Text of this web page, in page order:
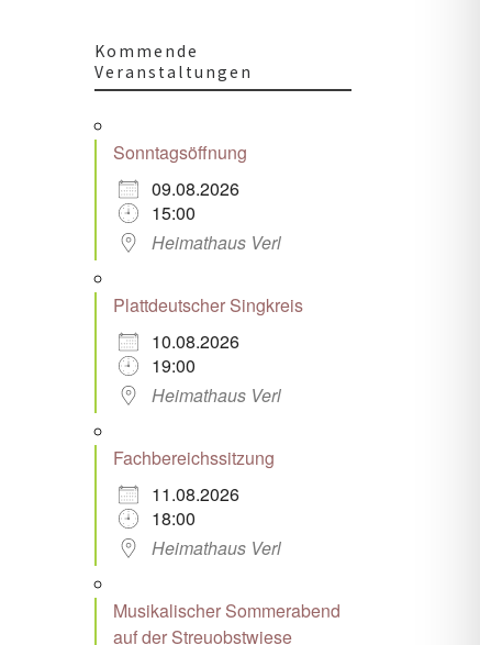
Office 365
Kommende
Veranstaltungen
Sonntagsöffnung
09.08.2026
15:00
Heimathaus Verl
Plattdeutscher Singkreis
10.08.2026
19:00
Heimathaus Verl
Fachbereichssitzung
11.08.2026
18:00
Heimathaus Verl
Musikalischer Sommerabend
auf der Streuobstwiese